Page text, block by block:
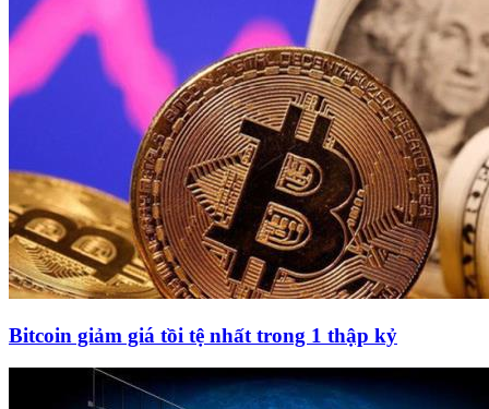
Bitcoin giảm giá tồi tệ nhất trong 1 thập kỷ